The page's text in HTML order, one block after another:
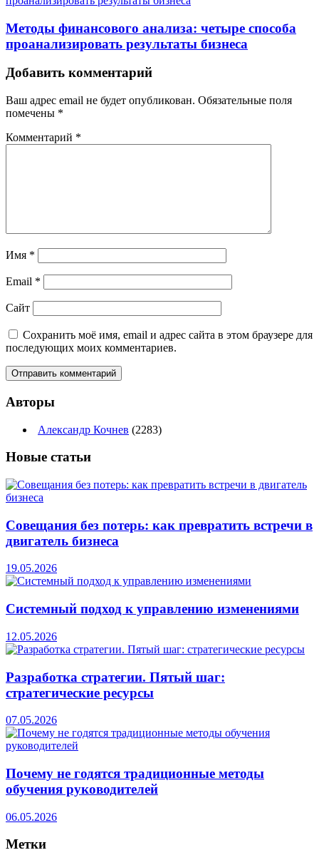
Методы финансового анализа: четыре способа
проанализировать результаты бизнеса
Добавить комментарий
Ваш адрес email не будет опубликован. Обязательные поля
помечены *
Комментарий *
Имя *
Email *
Сайт
Сохранить моё имя, email и адрес сайта в этом браузере для
последующих моих комментариев.
Авторы
Александр Кочнев (2283)
Новые статьи
Совещания без потерь: как превратить встречи в
двигатель бизнеса
19.05.2026
Системный подход к управлению изменениями
12.05.2026
Разработка стратегии. Пятый шаг:
стратегические ресурсы
07.05.2026
Почему не годятся традиционные методы
обучения руководителей
06.05.2026
Метки